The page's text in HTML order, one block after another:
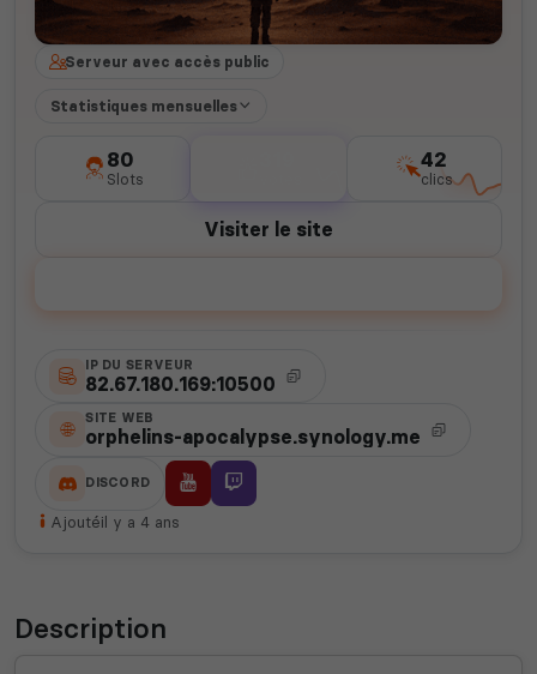
Serveur avec accès public
Statistiques mensuelles
80
Slots
42
clics
Visiter le site
IP DU SERVEUR
82.67.180.169:10500
SITE WEB
orphelins-apocalypse.synology.me
DISCORD
Ajoutéil y a 4 ans
Description